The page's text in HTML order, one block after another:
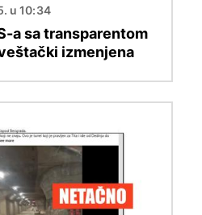
u 10:34
a sa transparentom
izmenjena